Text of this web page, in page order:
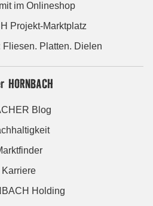
im Onlineshop
Projekt-Marktplatz
Fliesen. Platten. Dielen
HORNBACH
Blog
Karriere
Holding